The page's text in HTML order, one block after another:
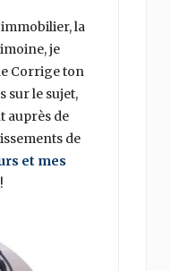
la
je
Corrige ton
sur le sujet,
auprès de
de
et mes